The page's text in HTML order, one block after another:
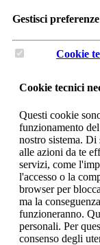
Gestisci
Cookie
Cookie tecnici
Questi cookie
funzionamento
nostro sistema.
alle azioni da te
servizi, come
l'accesso o la
browser per
ma la
funzioneranno.
personali. Per
consenso degli